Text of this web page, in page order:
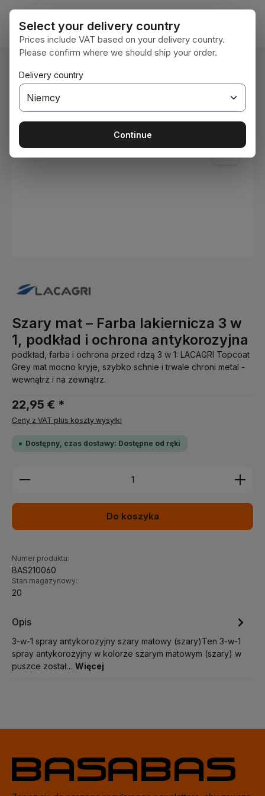
Przejdź do głównej zawartości
Jesteś tutaj: Home
Farby i lakiery
Pomiń galerię zdjęć
Szary mat – Farba lakiernicza 3 w
1, podkład i ochrona antykorozyjna
podkład, farba i ochrona przed rdzą 3 w 1: LACAGRI Topcoat
Grey mat mocno kryje, szybko schnie i trwale chroni metal -
wewnątrz i na zewnątrz.
22,95 € *
Ceny z VAT plus koszty wysyłki
Dostępny, czas dostawy: Dostępne od ręki
Ilość produktu: Wprowadź żądaną ilość lub użyj
Do koszyka
Numer produktu:
BAS210060
Stan magazynowy:
20
Opis
3-w-1 spray antykorozyjny szary matowy (szary)Ten 3-w-1
spray antykorozyjny w kolorze szarym matowym (szary) w
puszce został… Więcej
Select your delivery country
Prices include VAT based on your delivery country.
Please confirm where we should ship your order.
Delivery country
Continue